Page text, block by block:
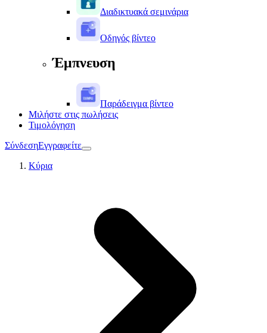
Διαδικτυακά σεμινάρια
Οδηγός βίντεο
Έμπνευση
Παράδειγμα βίντεο
Μιλήστε στις πωλήσεις
Τιμολόγηση
ΣύνδεσηΕγγραφείτε
Κύρια